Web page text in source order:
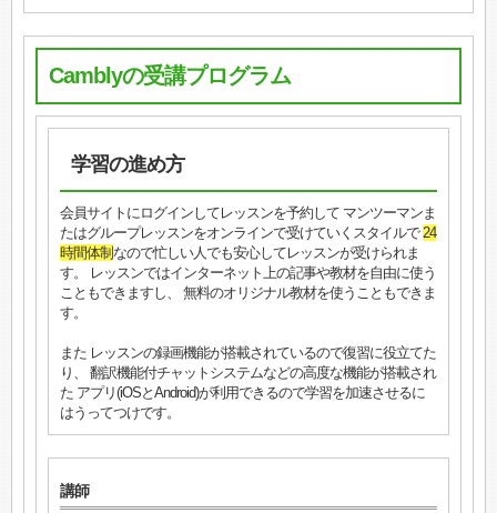
Camblyの受講プログラム
学習の進め方
会員サイトにログインしてレッスンを予約して マンツーマンま
たはグループレッスンをオンラインで受けていくスタイルで24
時間体制 なので忙しい人でも安心してレッスンが受けられま
す。 レッスンではインターネット上の記事や教材を自由に使う
こともできますし、 無料のオリジナル教材を使うこともできま
す。
また レッスンの録画機能が搭載されているので復習に役立てた
り、 翻訳機能付チャットシステムなどの高度な機能が搭載され
た アプリ(iOSとAndroid)が利用できるので学習を加速させるに
はうってつけです。
講師